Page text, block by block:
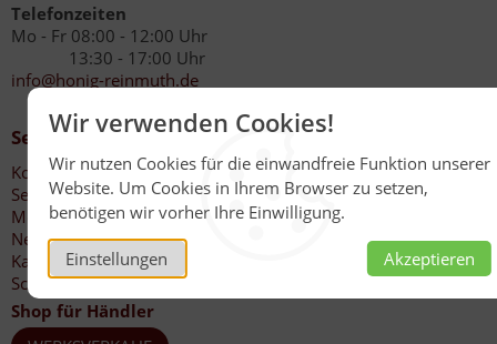
Wir verwenden Cookies!
Wir nutzen Cookies für die einwandfreie Funktion unserer
Website. Um Cookies in Ihrem Browser zu setzen,
benötigen wir vorher Ihre Einwilligung.
Einstellungen Akzeptieren
Telefonzeiten
Mo - Fr 08:00 - 12:00 Uhr
13:30 - 17:00 Uhr
info@honig-reinmuth.de
Service
Kontakt
Service
Mein Konto
Newsletter
Katalog-Bestellung
Schnellbestellschein
Shop für Händler